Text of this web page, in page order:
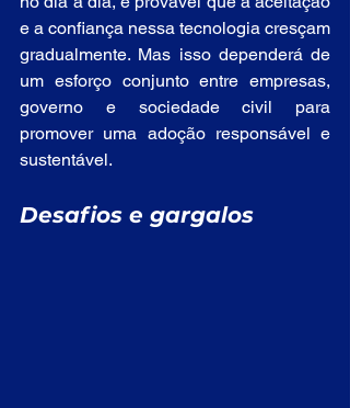
e a confiança nessa tecnologia cresçam
gradualmente. Mas isso dependerá de
um esforço conjunto entre empresas,
governo e sociedade civil para
promover uma adoção responsável e
sustentável.
Desafios e gargalos